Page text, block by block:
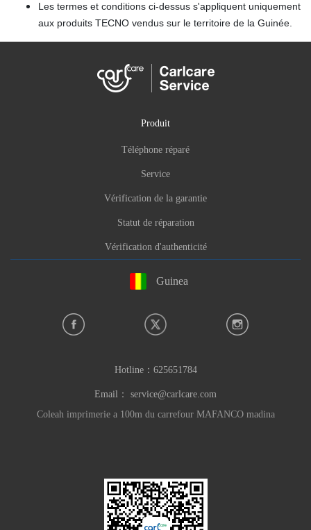
Les termes et conditions ci-dessus s'appliquent uniquement
aux produits TECNO vendus sur le territoire de la Guinée.
Produit
Téléphone réparé
Service
Vérification de la garantie
Statut de réparation
Vérification d'authenticité
Guinea
Hotline： 625651784
Email： service@carlcare.com
Coleah imprimerie a 100m du carrefour MAFANCO madina